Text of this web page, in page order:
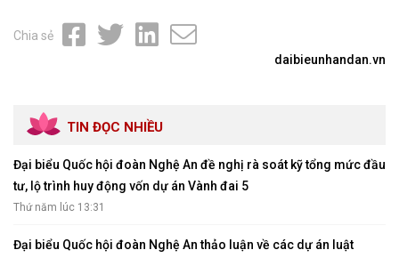
Chia sẻ
daibieunhandan.vn
TIN ĐỌC NHIỀU
Đại biểu Quốc hội đoàn Nghệ An đề nghị rà soát kỹ tổng mức đầu
tư, lộ trình huy động vốn dự án Vành đai 5
Thứ năm lúc 13:31
Đại biểu Quốc hội đoàn Nghệ An thảo luận về các dự án luật